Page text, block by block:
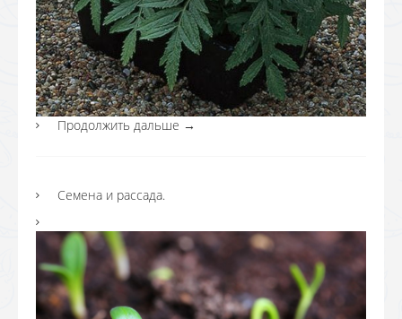
Продолжить дальше →
Семена и рассада.